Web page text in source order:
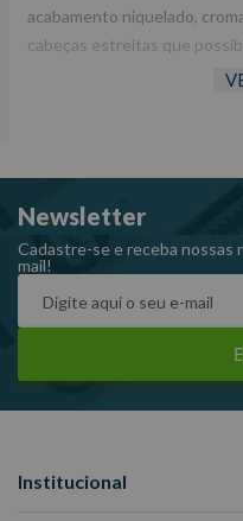
acabamento niquelado,
cabeças estreitas que
Newsletter
Cadastre-se e receba nossas
mail!
Institucional